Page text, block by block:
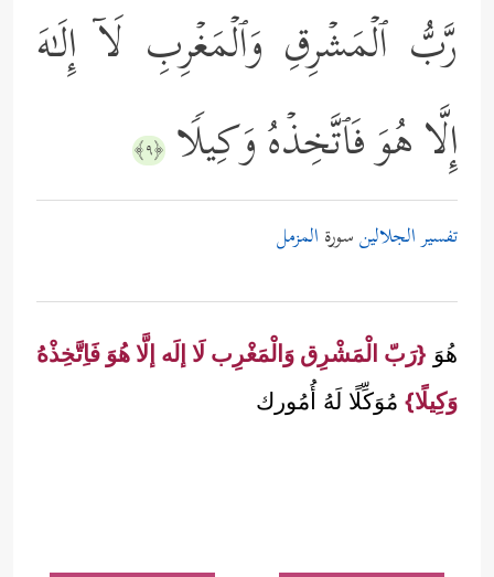
رَّبُّ ٱلۡمَشۡرِقِ وَٱلۡمَغۡرِبِ لَاۤ إِلَـٰهَ
إِلَّا هُوَ فَٱتَّخِذۡهُ وَكِیلࣰا ﴿٩﴾
تفسير الجلالينسورة المزمل
هُوَ {رَبّ الْمَشْرِق وَالْمَغْرِب لَا إلَه إلَّا هُوَ فَاِتَّخِذْهُ
وَكِيلًا} مُوَكِّلًا لَهُ أُمُورك